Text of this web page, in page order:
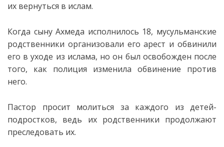
их вернуться в ислам.
Когда сыну Ахмеда исполнилось 18, мусульманские
родственники организовали его арест и обвинили
его в уходе из ислама, но он был освобожден после
того, как полиция изменила обвинение против
него.
Пастор просит молиться за каждого из детей-
подростков, ведь их родственники продолжают
преследовать их.